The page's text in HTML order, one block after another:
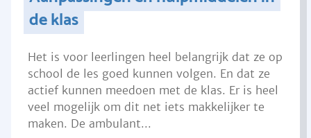
de klas
Het is voor leerlingen heel belangrijk dat ze op
school de les goed kunnen volgen. En dat ze
actief kunnen meedoen met de klas. Er is heel
veel mogelijk om dit net iets makkelijker te
maken. De ambulant...